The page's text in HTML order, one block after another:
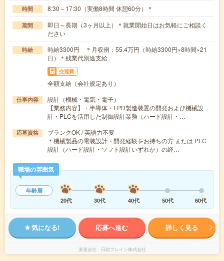
時間 8:30～17:30（実働8時間 休憩60分）＊
期間
即日～長期（3ヶ月以上）＊就業開始日はお気軽にご相談く
ださい
時給
時給3300円 ＊月収例：55.4万円（時給3300円×8時間×21
日）＊残業代別途支給
交通費
全額支給（会社規定あり）
仕事内容
設計（機械・電気・電子）
【業務内容】・半導体・FPD製造装置の開発および機械設
計・PLCを活用した制御設計業務（ハード設計・…
応募資格
ブランクOK / 英語力不要
＊機械製品の電装設計・開発経験をお持ちの方 または PLC
設計（ハード設計・ソフト設計いずれか）の経…
職場の雰囲気
年齢層
20代
30代 40代 50代 60代
気になる! 応募へ進む 詳しく見る
派遣会社 日総ブレイン株式会社